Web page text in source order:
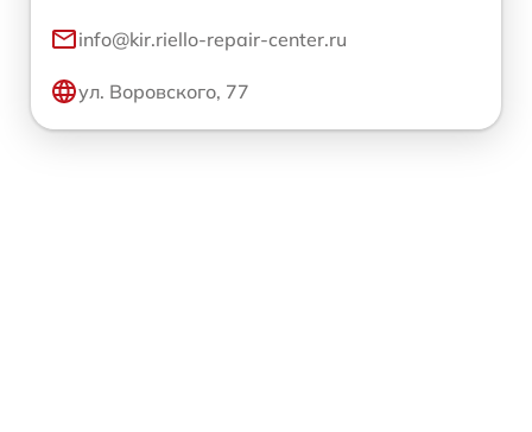
info@kir.riello-repair-center.ru
ул. Воровского, 77